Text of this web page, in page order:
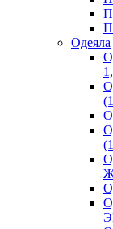
Одеяла